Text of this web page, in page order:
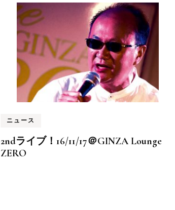
ニュース
2ndライブ！16/11/17＠GINZA Lounge
ZERO